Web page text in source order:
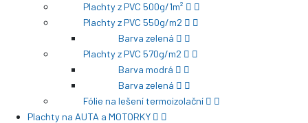
Plachty z PVC 500g/1m²
Plachty z PVC 550g/m2
Barva zelená
Plachty z PVC 570g/m2
Barva modrá
Barva zelená
Fólie na lešení termoizolační
Plachty na AUTA a MOTORKY